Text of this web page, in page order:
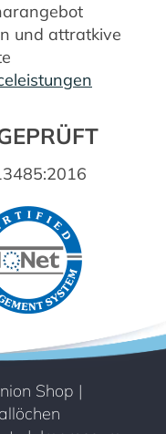
und attratkive
Shop |